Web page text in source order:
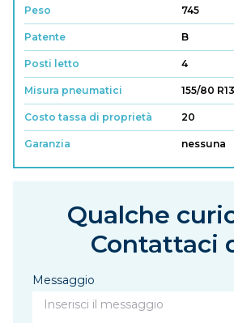
Peso 745
Patente B
Posti letto 4
Misura pneumatici 155/80 R13
Costo tassa di proprietà 20
Garanzia nessuna
Qualche
Contattaci
Messaggio